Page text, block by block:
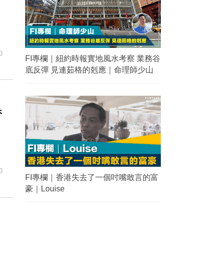
FI專欄｜紐約時報實地風水考察 業務谷
底反彈 見連茹格的剋應｜命理師少山
FI專欄｜香港失去了一個吋嘴敢言的富
豪｜Louise